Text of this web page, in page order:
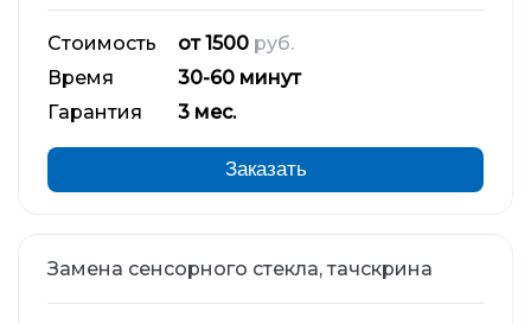
Стоимость от 1500 руб.
Время
30-60 минут
Гарантия
3 мес.
Заказать
Замена сенсорного стекла, тачскрина